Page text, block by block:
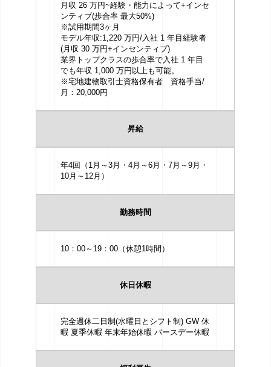
月収 26 万円~経験・能力によって+インセ
ンティブ(歩合率 最大50%)
※試用期間3ヶ月
モデル年収:1,220 万円/入社 1 年目経験者
(月収 30 万円+インセンティブ)
業界トップクラスの歩合率で入社 1 年目
でも年収 1,000 万円以上も可能。
※宅地建物取引士資格保有者 資格手当/
月：20,000円
昇給
年4回（1月～3月・4月～6月・7月～9月・
10月～12月）
勤務時間
10：00～19：00（休憩1時間）
休日休暇
完全週休二日制(水曜日とシフト制) GW 休
暇 夏季休暇 年末年始休暇 バースデー休暇